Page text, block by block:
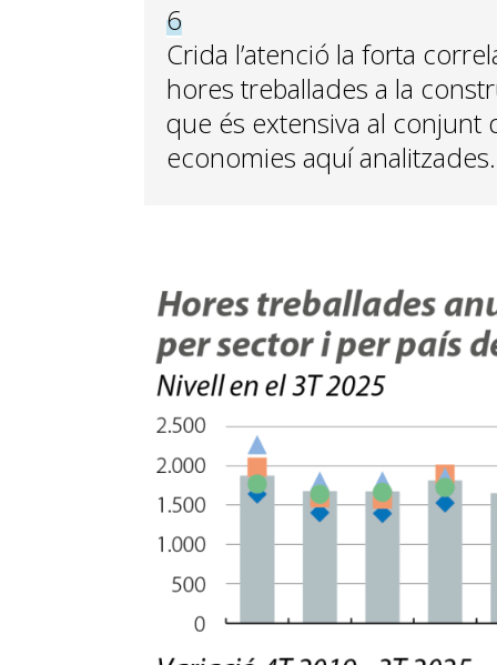
6
Crida l’atenció la forta
hores treballades a la
que és extensiva al conjunt
economies aquí analitzades.